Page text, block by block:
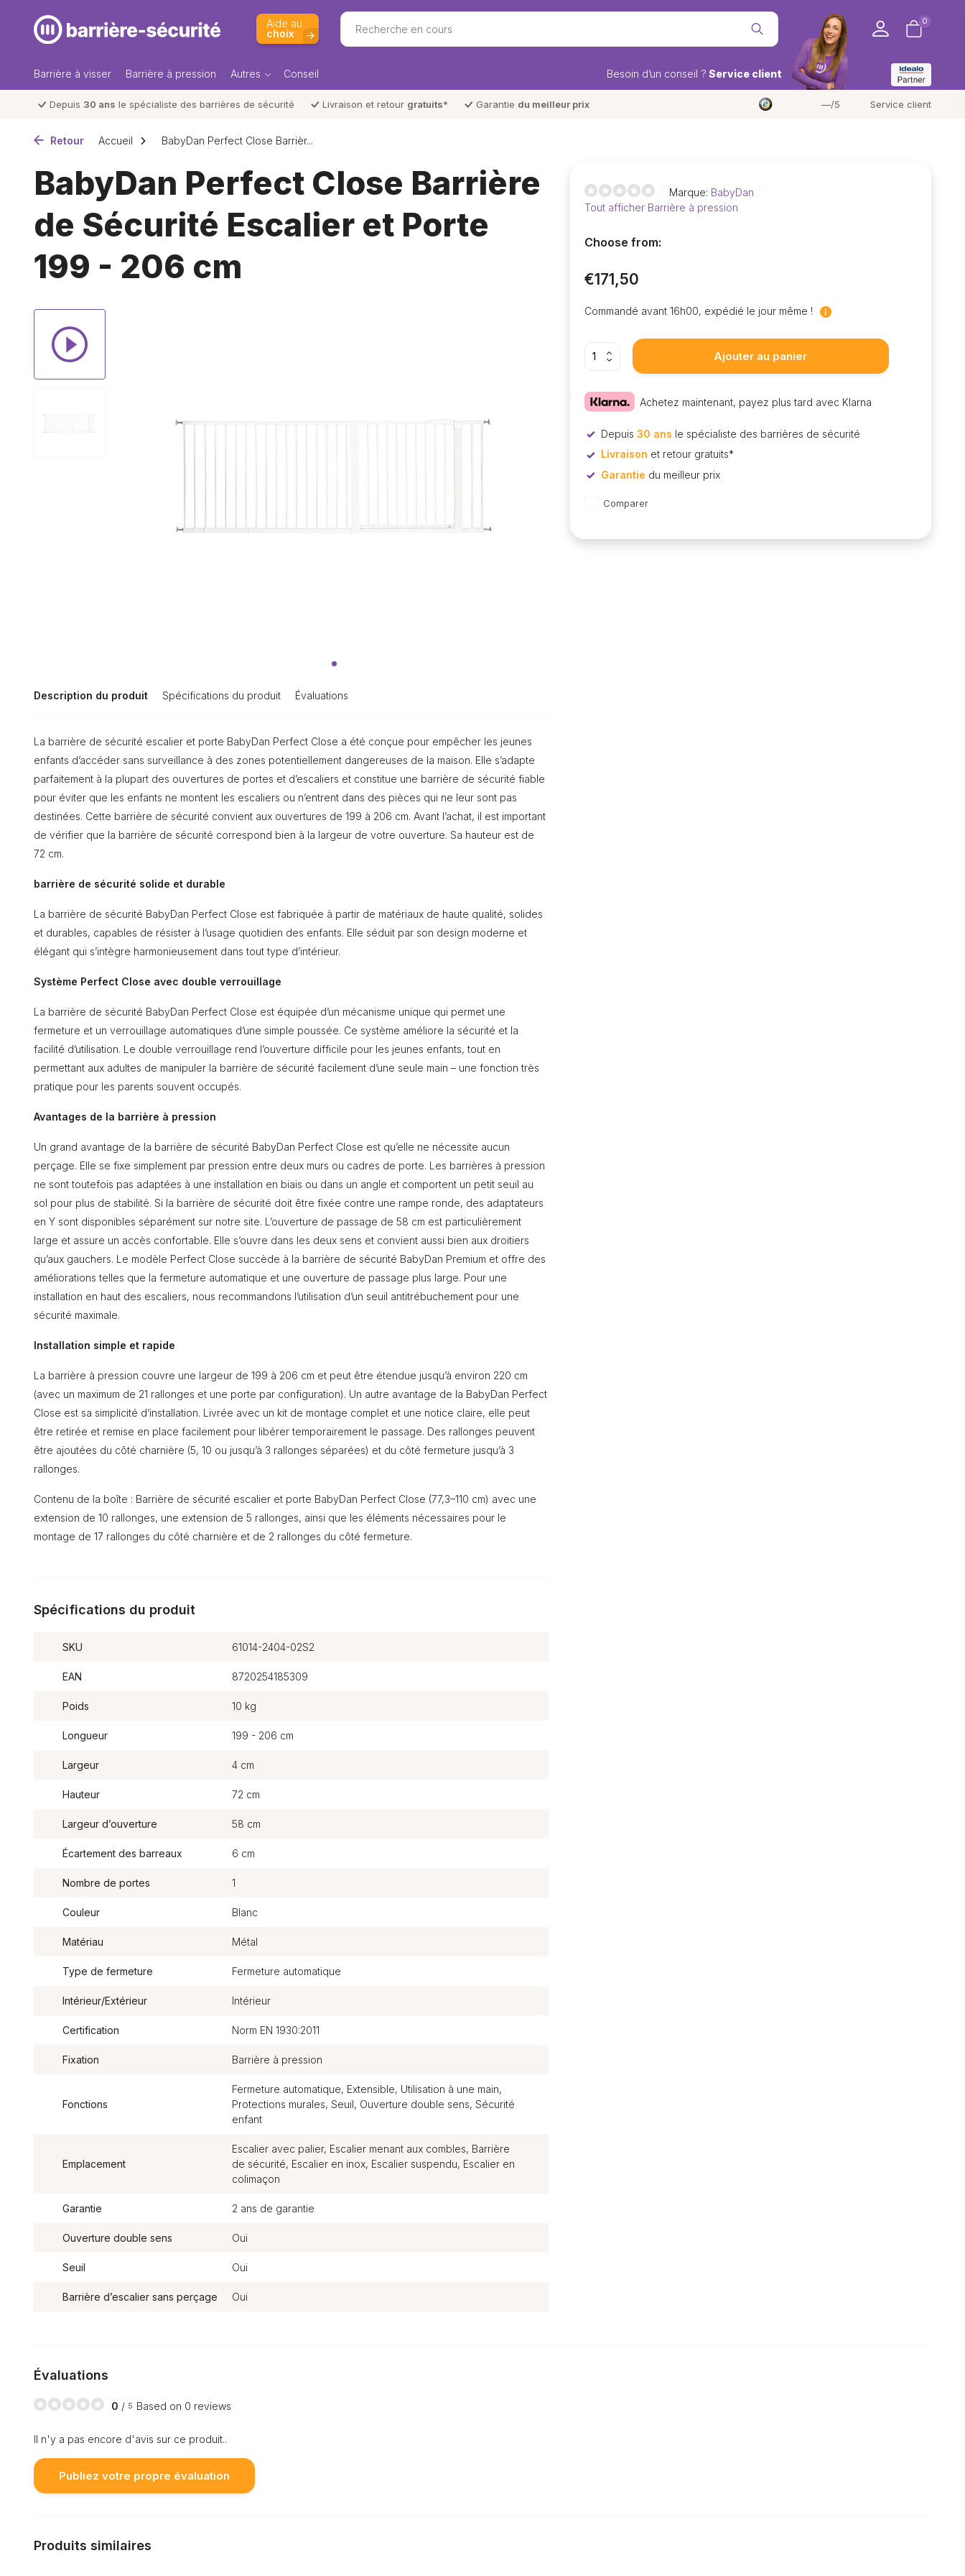
Aide au
choix
0
Barrière à visser Barrière à pression Autres Conseil Besoin d’un conseil ? Service client
Depuis 30 ans le spécialiste des barrières de sécurité Livraison et retour gratuits* Garantie du meilleur prix —/5 Service client
Retour Accueil BabyDan Perfect Close Barrièr...
BabyDan Perfect Close Barrière
de Sécurité Escalier et Porte
199 - 206 cm
Description du produit Spécifications du produit Évaluations
La barrière de sécurité escalier et porte BabyDan Perfect Close a été conçue pour empêcher les jeunes
enfants d’accéder sans surveillance à des zones potentiellement dangereuses de la maison. Elle s’adapte
parfaitement à la plupart des ouvertures de portes et d’escaliers et constitue une barrière de sécurité fiable
pour éviter que les enfants ne montent les escaliers ou n’entrent dans des pièces qui ne leur sont pas
destinées. Cette barrière de sécurité convient aux ouvertures de 199 à 206 cm. Avant l’achat, il est important
de vérifier que la barrière de sécurité correspond bien à la largeur de votre ouverture. Sa hauteur est de
72 cm.
barrière de sécurité solide et durable
La barrière de sécurité BabyDan Perfect Close est fabriquée à partir de matériaux de haute qualité, solides
et durables, capables de résister à l’usage quotidien des enfants. Elle séduit par son design moderne et
élégant qui s’intègre harmonieusement dans tout type d’intérieur.
Système Perfect Close avec double verrouillage
La barrière de sécurité BabyDan Perfect Close est équipée d’un mécanisme unique qui permet une
fermeture et un verrouillage automatiques d’une simple poussée. Ce système améliore la sécurité et la
facilité d’utilisation. Le double verrouillage rend l’ouverture difficile pour les jeunes enfants, tout en
permettant aux adultes de manipuler la barrière de sécurité facilement d’une seule main – une fonction très
pratique pour les parents souvent occupés.
Avantages de la barrière à pression
Un grand avantage de la barrière de sécurité BabyDan Perfect Close est qu’elle ne nécessite aucun
perçage. Elle se fixe simplement par pression entre deux murs ou cadres de porte. Les barrières à pression
ne sont toutefois pas adaptées à une installation en biais ou dans un angle et comportent un petit seuil au
sol pour plus de stabilité. Si la barrière de sécurité doit être fixée contre une rampe ronde, des adaptateurs
en Y sont disponibles séparément sur notre site. L’ouverture de passage de 58 cm est particulièrement
large et assure un accès confortable. Elle s’ouvre dans les deux sens et convient aussi bien aux droitiers
qu’aux gauchers. Le modèle Perfect Close succède à la barrière de sécurité BabyDan Premium et offre des
améliorations telles que la fermeture automatique et une ouverture de passage plus large. Pour une
installation en haut des escaliers, nous recommandons l’utilisation d’un seuil antitrébuchement pour une
sécurité maximale.
Installation simple et rapide
La barrière à pression couvre une largeur de 199 à 206 cm et peut être étendue jusqu’à environ 220 cm
(avec un maximum de 21 rallonges et une porte par configuration). Un autre avantage de la BabyDan Perfect
Close est sa simplicité d’installation. Livrée avec un kit de montage complet et une notice claire, elle peut
être retirée et remise en place facilement pour libérer temporairement le passage. Des rallonges peuvent
être ajoutées du côté charnière (5, 10 ou jusqu’à 3 rallonges séparées) et du côté fermeture jusqu’à 3
rallonges.
Contenu de la boîte : Barrière de sécurité escalier et porte BabyDan Perfect Close (77,3–110 cm) avec une
extension de 10 rallonges, une extension de 5 rallonges, ainsi que les éléments nécessaires pour le
montage de 17 rallonges du côté charnière et de 2 rallonges du côté fermeture.
Spécifications du produit
SKU 61014-2404-02S2
EAN 8720254185309
Poids 10 kg
Longueur 199 - 206 cm
Largeur 4 cm
Hauteur 72 cm
Largeur d’ouverture 58 cm
Écartement des barreaux 6 cm
Nombre de portes 1
Couleur Blanc
Matériau Métal
Type de fermeture Fermeture automatique
Intérieur/Extérieur Intérieur
Certification Norm EN 1930:2011
Fixation Barrière à pression
Fonctions
Fermeture automatique, Extensible, Utilisation à une main,
Protections murales, Seuil, Ouverture double sens, Sécurité
enfant
Emplacement
Escalier avec palier, Escalier menant aux combles, Barrière
de sécurité, Escalier en inox, Escalier suspendu, Escalier en
colimaçon
Garantie 2 ans de garantie
Ouverture double sens Oui
Seuil Oui
Barrière d’escalier sans perçage Oui
Marque: BabyDan
Tout afficher Barrière à pression
Choose from:
€171,50
Commandé avant 16h00, expédié le jour même !
Ajouter au panier
Achetez maintenant, payez plus tard avec Klarna
Depuis 30 ans le spécialiste des barrières de sécurité
Livraison et retour gratuits*
Garantie du meilleur prix
Comparer
Évaluations
0 / 5 Based on 0 reviews
Il n'y a pas encore d'avis sur ce produit..
Publiez votre propre évaluation
Produits similaires